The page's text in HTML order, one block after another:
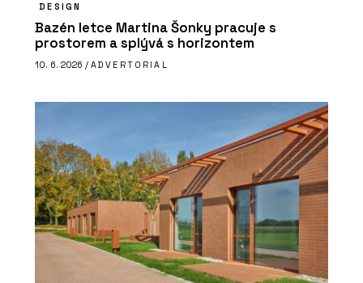
DESIGN
Bazén letce Martina Šonky pracuje s
prostorem a splývá s horizontem
10. 6. 2026 / ADVERTORIAL